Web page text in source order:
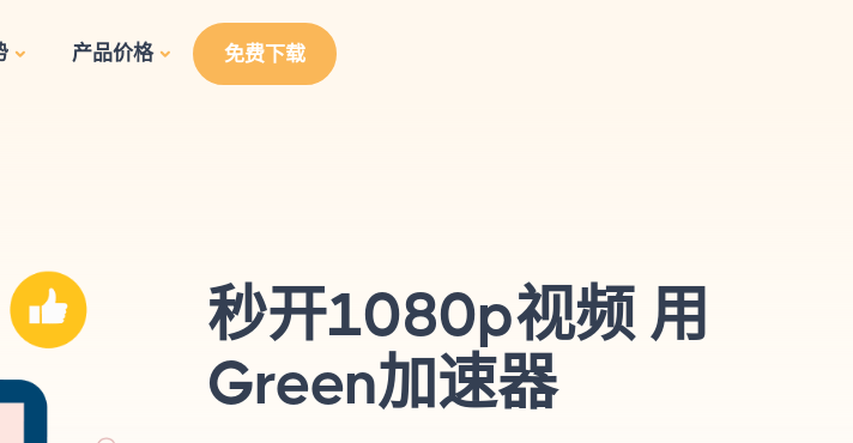
产品价格 免费下载
秒开1080p视频 用
Green加速器